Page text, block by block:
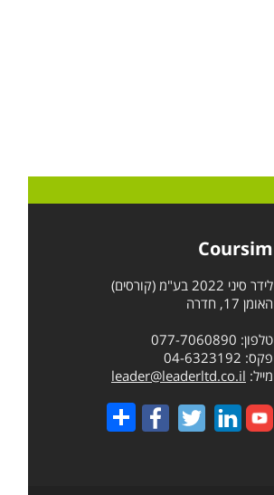
Coursim
לידר סיני 2022 בע"מ (קורסים)
האומן 17, חדרה
טלפון: 077-7060890
פקס: 04-6323192
מייל: leader@leaderltd.co.il
Share